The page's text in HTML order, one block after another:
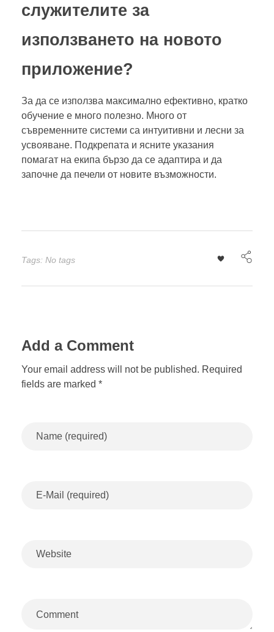
служителите за
използването на новото
приложение?
За да се използва максимално ефективно, кратко
обучение е много полезно. Много от
съвременните системи са интуитивни и лесни за
усвояване. Подкрепата и ясните указания
помагат на екипа бързо да се адаптира и да
започне да печели от новите възможности.
Tags: No tags
Add a Comment
Your email address will not be published. Required
fields are marked *